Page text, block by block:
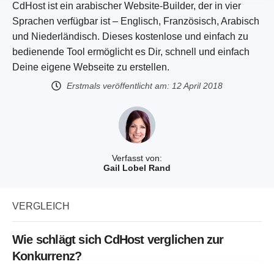
Verfasst von:
Gail Lobel Rand
CdHost ist ein arabischer Website-Builder, der in vier
Sprachen verfügbar ist – Englisch, Französisch, Arabisch
und Niederländisch. Dieses kostenlose und einfach zu
bedienende Tool ermöglicht es Dir, schnell und einfach
Deine eigene Webseite zu erstellen.
Erstmals veröffentlicht am: 12 April 2018
VERGLEICH
Wie schlägt sich CdHost verglichen zur
Konkurrenz?